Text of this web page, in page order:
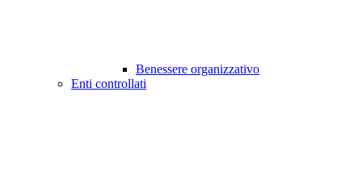
Benessere organizzativo
Enti controllati